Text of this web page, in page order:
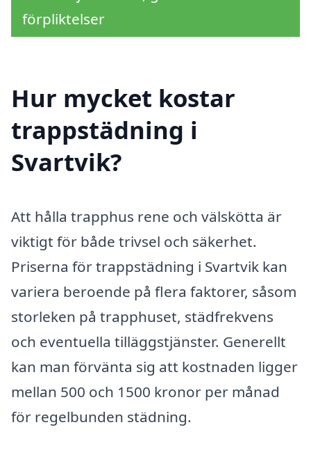
förpliktelser
Hur mycket kostar
trappstädning i
Svartvik?
Att hålla trapphus rene och välskötta är
viktigt för både trivsel och säkerhet.
Priserna för trappstädning i Svartvik kan
variera beroende på flera faktorer, såsom
storleken på trapphuset, städfrekvens
och eventuella tilläggstjänster. Generellt
kan man förvänta sig att kostnaden ligger
mellan 500 och 1500 kronor per månad
för regelbunden städning.